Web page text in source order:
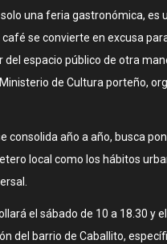
una feria gastronómica, es
se convierte en excusa
espacio público de otra
de Cultura porteño,
consolida año a año, busca
local como los hábitos
el sábado de 10 a 18.30 y
del barrio de Caballito,